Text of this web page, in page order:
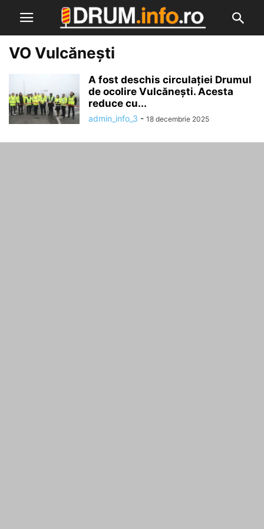
VO Vulcănești
A fost deschis circulației Drumul
de ocolire Vulcănești. Acesta
reduce cu...
admin_info_3 - 18 decembrie 2025